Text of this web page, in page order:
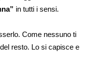
in tutti i sensi.
Come nessuno ti
resto. Lo si capisce e